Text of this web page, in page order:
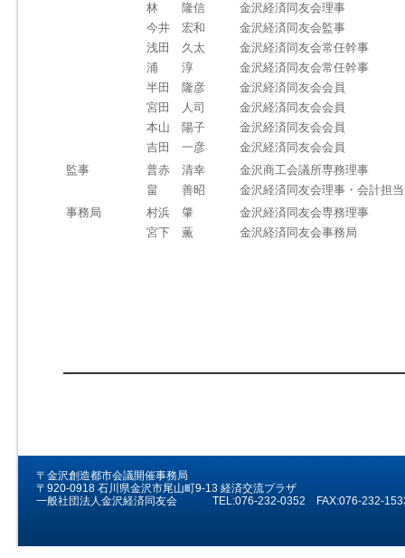
林 隆信
今井 宏和
浅田 久太
浦 淳
半田 隆彦
宮田 人司
本山 陽子
吉田 一彦
金沢経済同友会理事
金沢経済同友会監事
金沢経済同友会常任幹事
金沢経済同友会常任幹事
金沢経済同友会会員
金沢経済同友会会員
金沢経済同友会会員
金沢経済同友会会員
監事
普赤 清幸
畠 善昭
金沢商工会議所専務理事
金沢経済同友会理事・会計担当
事務局
村浜 肇
宮下 薫
金沢経済同友会専務理事
金沢経済同友会事務局
〒金沢創造都市会議開催事務局
〒920-0918 石川県金沢市尾山町9-13 経済交流プラザ
一般社団法人金沢経済同友会
TEL:076-232-0352 FAX:076-232-